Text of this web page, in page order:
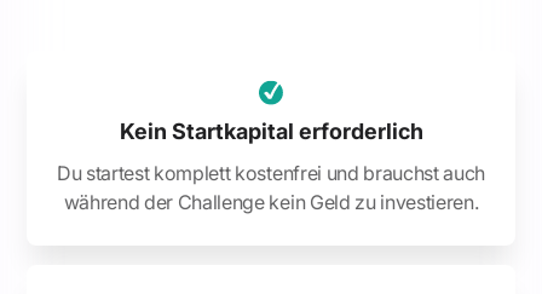
Kein Startkapital erforderlich
Du startest komplett kostenfrei und brauchst auch
während der Challenge kein Geld zu investieren.